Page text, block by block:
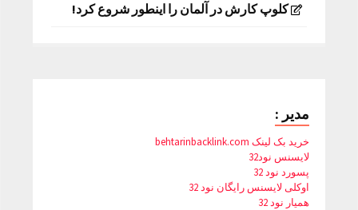
کلوپ کارش در آلمان را اینطور شروع کرد!
مدیر :
خرید بک لینک behtarinbacklink.com
لایسنس نود32
پسورد نود 32
اوکلی لایسنس رایگان نود 32
همیار نود 32